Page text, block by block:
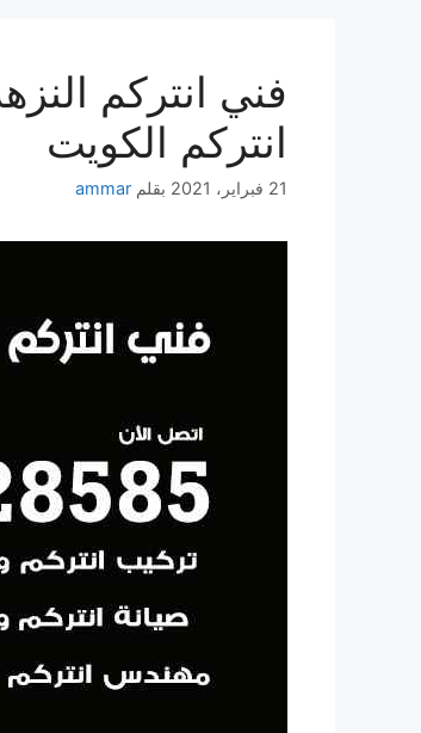
انتركم الكويت
21 فبراير، 2021 بقلم ammar